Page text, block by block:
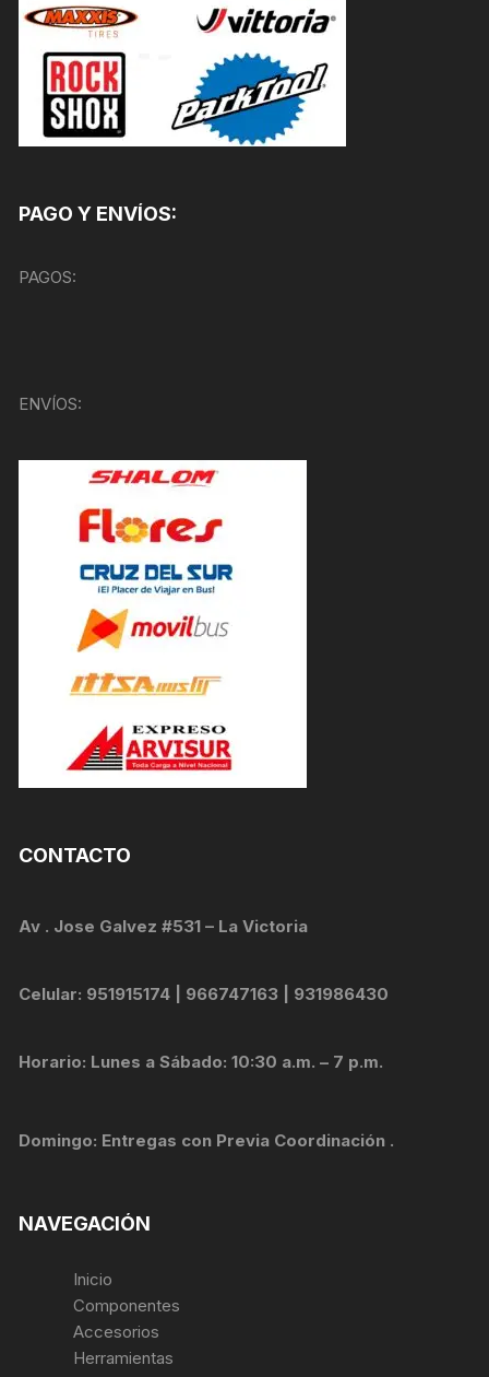
PAGO Y ENVÍOS:
PAGOS:
ENVÍOS:
CONTACTO
Av . Jose Galvez #531 – La Victoria
Celular: 951915174 | 966747163 | 931986430
Horario: Lunes a Sábado: 10:30 a.m. – 7 p.m.
Domingo: Entregas con Previa Coordinación .
NAVEGACIÓN
Inicio
Componentes
Accesorios
Herramientas